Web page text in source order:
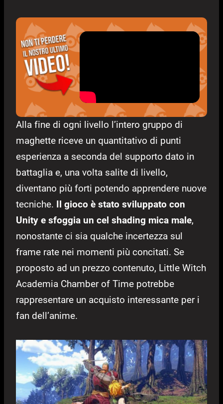
Alla fine di ogni livello l’intero gruppo di
maghette riceve un quantitativo di punti
esperienza a seconda del supporto dato in
battaglia e, una volta salite di livello,
diventano più forti potendo apprendere nuove
tecniche. Il gioco è stato sviluppato con
Unity e sfoggia un cel shading mica male,
nonostante ci sia qualche incertezza sul
frame rate nei momenti più concitati. Se
proposto ad un prezzo contenuto, Little Witch
Academia Chamber of Time potrebbe
rappresentare un acquisto interessante per i
fan dell’anime.